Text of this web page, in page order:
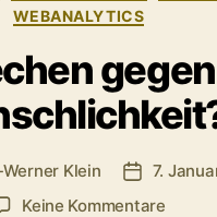
WEBANALYTICS
Klein
7.
Keine Kommentarezu